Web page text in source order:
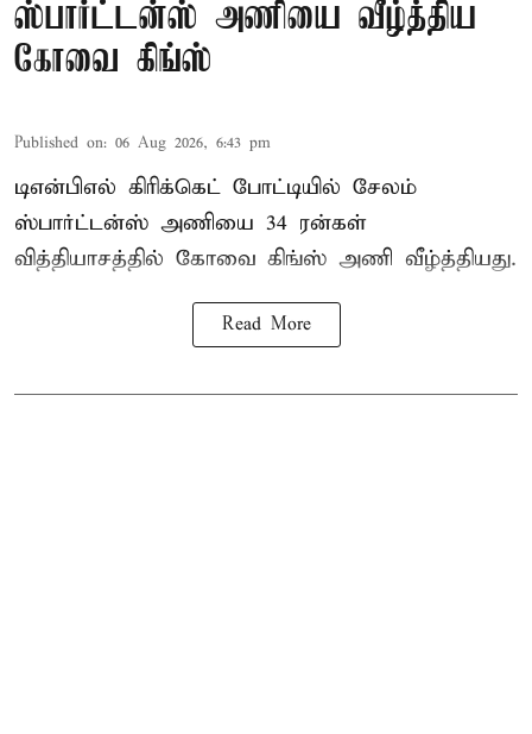
ஸ்பார்ட்டன்ஸ் அணியை வீழ்த்திய
கோவை கிங்ஸ்
Published on: 06 Aug 2026, 6:43 pm
டிஎன்பிஎல் கிரிக்கெட் போட்டியில் சேலம்
ஸ்பார்ட்டன்ஸ் அணியை 34 ரன்கள்
வித்தியாசத்தில் கோவை கிங்ஸ் அணி வீழ்த்தியது.
Read More